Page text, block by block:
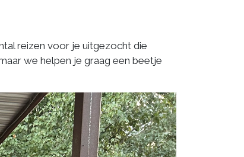
reizen voor je uitgezocht die
we helpen je graag een beetje